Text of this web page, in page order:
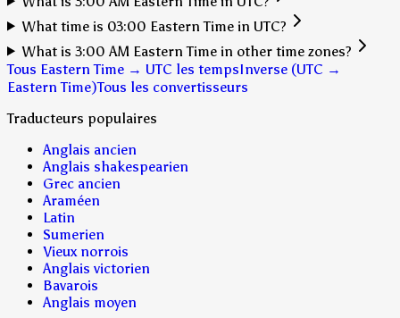
What time is 03:00 Eastern Time in UTC?
What is 3:00 AM Eastern Time in other time zones?
Tous Eastern Time → UTC les tempsInverse (UTC →
Eastern Time)Tous les convertisseurs
Traducteurs populaires
Anglais ancien
Anglais shakespearien
Grec ancien
Araméen
Latin
Sumerien
Vieux norrois
Anglais victorien
Bavarois
Anglais moyen